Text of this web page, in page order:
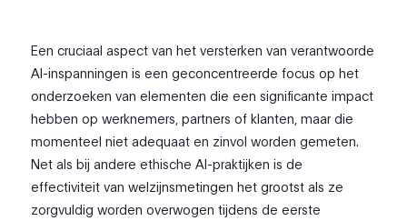
Een cruciaal aspect van het versterken van verantwoorde
AI-inspanningen is een geconcentreerde focus op het
onderzoeken van elementen die een significante impact
hebben op werknemers, partners of klanten, maar die
momenteel niet adequaat en zinvol worden gemeten.
Net als bij andere ethische AI-praktijken is de
effectiviteit van welzijnsmetingen het grootst als ze
zorgvuldig worden overwogen tijdens de eerste